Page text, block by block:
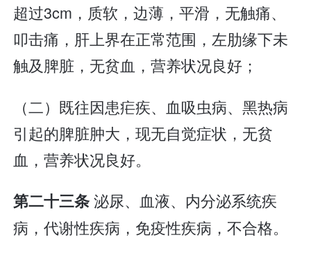
超过3cm，质软，边薄，平滑，无触痛、
叩击痛，肝上界在正常范围，左肋缘下未
触及脾脏，无贫血，营养状况良好；
（二）既往因患疟疾、血吸虫病、黑热病
引起的脾脏肿大，现无自觉症状，无贫
血，营养状况良好。
第二十三条泌尿、血液、内分泌系统疾
病，代谢性疾病，免疫性疾病，不合格。